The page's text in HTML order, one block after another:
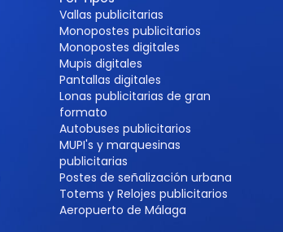
Vallas publicitarias
Monopostes publicitarios
Monopostes digitales
Mupis digitales
Pantallas digitales
Lonas publicitarias de gran
formato
Autobuses publicitarios
MUPI's y marquesinas
publicitarias
Postes de señalización urbana
Totems y Relojes publicitarios
Aeropuerto de Málaga